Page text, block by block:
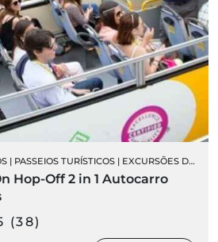
| PASSEIOS TURÍSTICOS | EXCURSÕES DE AUTOCARRO
Hop-Off 2 in 1 Autocarro
(38)